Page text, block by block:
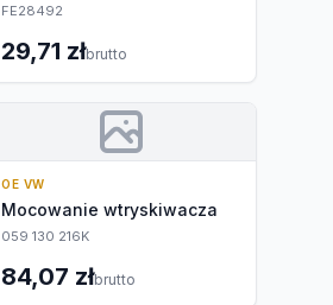
FE28492
29,71 złbrutto
OE VW
Mocowanie wtryskiwacza
059 130 216K
84,07 złbrutto